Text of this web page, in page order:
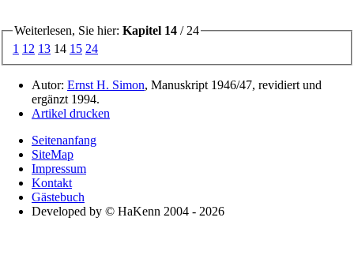
Weiterlesen, Sie hier: Kapitel 14 / 24
1 12 13 14 15 24
Autor: Ernst H. Simon, Manuskript 1946/47, revidiert und
ergänzt 1994.
Artikel drucken
Seitenanfang
SiteMap
Impressum
Kontakt
Gästebuch
Developed by © HaKenn 2004 - 2026